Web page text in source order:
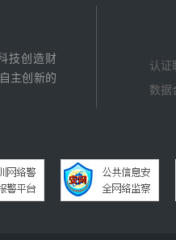
技创造财
主创新的
认证
数据